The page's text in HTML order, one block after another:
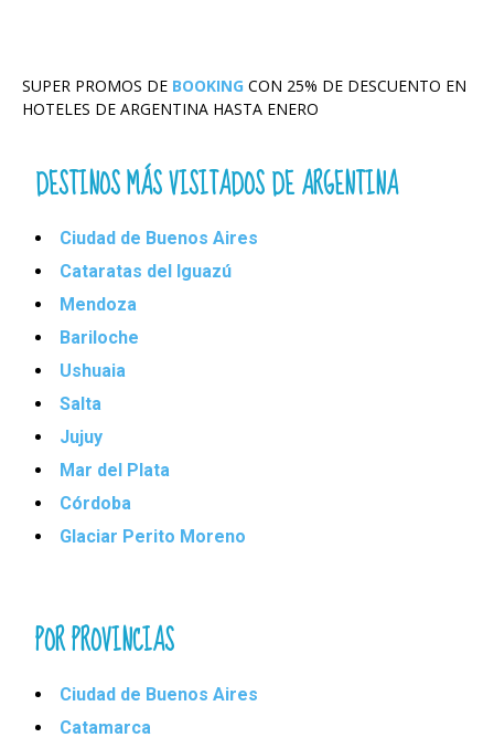
SUPER PROMOS DE BOOKING CON 25% DE DESCUENTO EN
HOTELES DE ARGENTINA HASTA ENERO
DESTINOS MÁS VISITADOS DE ARGENTINA
Ciudad de Buenos Aires
Cataratas del Iguazú
Mendoza
Bariloche
Ushuaia
Salta
Jujuy
Mar del Plata
Córdoba
Glaciar Perito Moreno
POR PROVINCIAS
Ciudad de Buenos Aires
Catamarca